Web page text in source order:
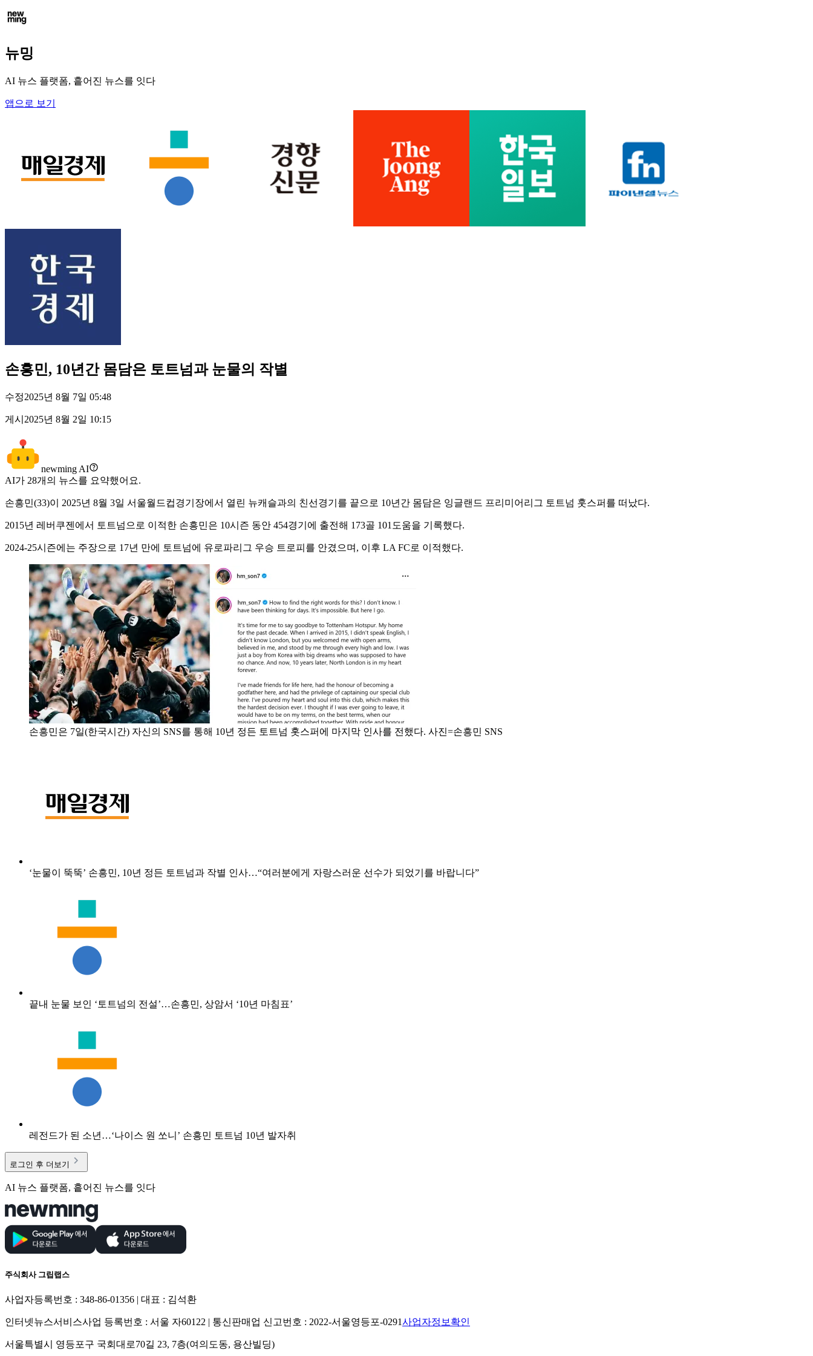
뉴밍
AI 뉴스 플랫폼, 흩어진 뉴스를 잇다
앱으로 보기
손흥민, 10년간 몸담은 토트넘과 눈물의 작별
수정2025년 8월 7일 05:48
게시 2025년 8월 2일 10:15
newming AI
AI가 28개의 뉴스를 요약했어요.
손흥민(33)이 2025년 8월 3일 서울월드컵경기장에서 열린 뉴캐슬과의 친선경기를 끝으로 10년간 몸담은 잉글랜드 프리미어리그 토트넘 훗스퍼를 떠났다.
2015년 레버쿠젠에서 토트넘으로 이적한 손흥민은 10시즌 동안 454경기에 출전해 173골 101도움을 기록했다.
2024-25시즌에는 주장으로 17년 만에 토트넘에 유로파리그 우승 트로피를 안겼으며, 이후 LA FC로 이적했다.
손흥민은 7일(한국시간) 자신의 SNS를 통해 10년 정든 토트넘 홋스퍼에 마지막 인사를 전했다. 사진=손흥민 SNS
‘눈물이 뚝뚝’ 손흥민, 10년 정든 토트넘과 작별 인사…“여러분에게 자랑스러운 선수가 되었기를 바랍니다”
끝내 눈물 보인 ‘토트넘의 전설’…손흥민, 상암서 ‘10년 마침표’
레전드가 된 소년…‘나이스 원 쏘니’ 손흥민 토트넘 10년 발자취
로그인 후 더보기
AI 뉴스 플랫폼, 흩어진 뉴스를 잇다
주식회사 그립랩스
사업자등록번호 : 348-86-01356 | 대표 : 김석환
인터넷뉴스서비스사업 등록번호 : 서울 자60122 | 통신판매업 신고번호 : 2022-서울영등포-0291사업자정보확인
서울특별시 영등포구 국회대로70길 23, 7층(여의도동, 용산빌딩)